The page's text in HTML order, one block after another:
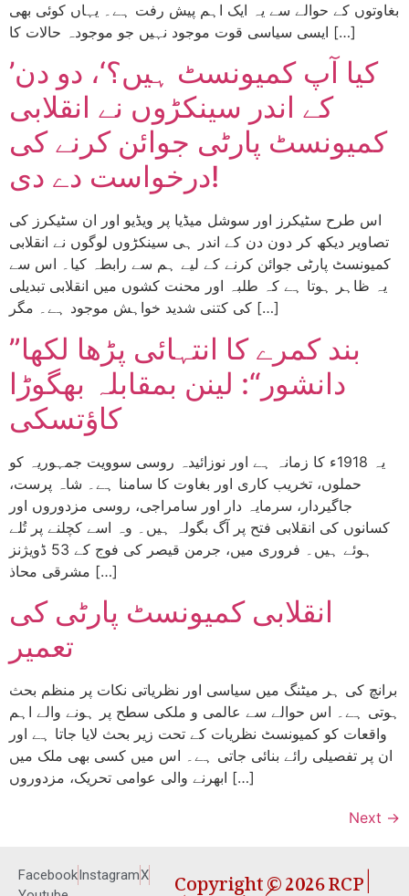
بغاوتوں کے حوالے سے یہ ایک اہم پیش رفت ہے۔ یہاں کوئی بھی
ایسی سیاسی قوت موجود نہیں جو موجودہ حالات کا […]
’کیا آپ کمیونسٹ ہیں؟‘، دو دن
کے اندر سینکڑوں نے انقلابی
کمیونسٹ پارٹی جوائن کرنے کی
درخواست دے دی!
اس طرح سٹیکرز اور سوشل میڈیا پر ویڈیو اور ان سٹیکرز کی
تصاویر دیکھ کر دون دن کے اندر ہی سینکڑوں لوگوں نے انقلابی
کمیونسٹ پارٹی جوائن کرنے کے لیے ہم سے رابطہ کیا۔ اس سے
یہ ظاہر ہوتا ہے کہ طلبہ اور محنت کشوں میں انقلابی تبدیلی
کی کتنی شدید خواہش موجود ہے۔ مگر […]
”بند کمرے کا انتہائی پڑھا لکھا
دانشور“: لینن بمقابلہ بھگوڑا
کاؤتسکی
یہ 1918ء کا زمانہ ہے اور نوزائیدہ روسی سوویت جمہوریہ کو
حملوں، تخریب کاری اور بغاوت کا سامنا ہے۔ شاہ پرست،
جاگیردار، سرمایہ دار اور سامراجی، روسی مزدوروں اور
کسانوں کی انقلابی فتح پر آگ بگولہ ہیں۔ وہ اسے کچلنے پر تُلے
ہوئے ہیں۔ فروری میں، جرمن قیصر کی فوج کے 53 ڈویژنز
مشرقی محاذ […]
انقلابی کمیونسٹ پارٹی کی
تعمیر
برانچ کی ہر میٹنگ میں سیاسی اور نظریاتی نکات پر منظم بحث
ہوتی ہے۔ اس حوالے سے عالمی و ملکی سطح پر ہونے والے اہم
واقعات کو کمیونسٹ نظریات کے تحت زیر بحث لایا جاتا ہے اور
ان پر تفصیلی رائے بنائی جاتی ہے۔ اس میں کسی بھی ملک میں
ابھرنے والی عوامی تحریک، مزدوروں […]
Next →
FacebookInstagramX
Copyright © 2026 RCP |